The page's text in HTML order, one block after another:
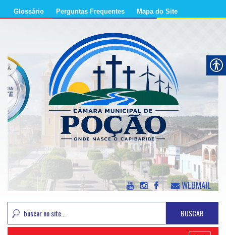
Glossário Perguntas Frequentes Mapa do Site
WEBMAIL
BUSCAR